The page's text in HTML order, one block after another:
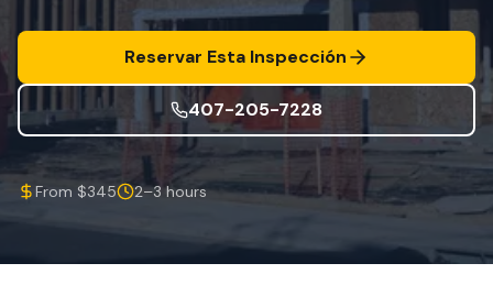
Mitigación de Viento
Certificación de Techo
SERVICIOS ESPECIALIZADOS
Mantenimiento Anual
Imagen Térmica
Reservar Esta Inspección
407-205-7228
From $345 2–3 hours